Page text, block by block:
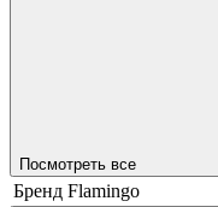
Посмотреть все
Бренд Flamingo